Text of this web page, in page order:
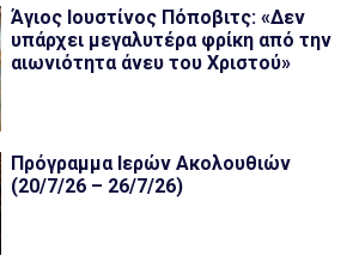
Άγιος Ιουστίνος Πόποβιτς: «Δεν
υπάρχει μεγαλυτέρα φρίκη από την
αιωνιότητα άνευ του Χριστού»
Πρόγραμμα Ιερών Ακολουθιών
(20/7/26 – 26/7/26)